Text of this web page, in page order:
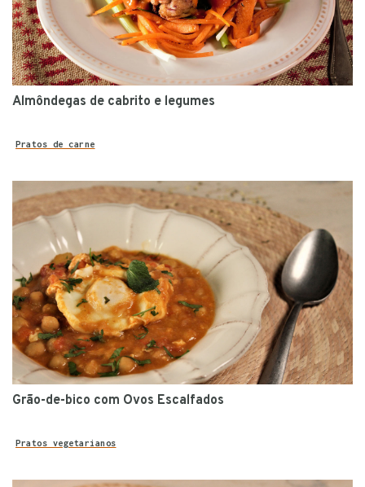
Almôndegas de cabrito e legumes
Pratos de carne
Grão-de-bico com Ovos Escalfados
Pratos vegetarianos